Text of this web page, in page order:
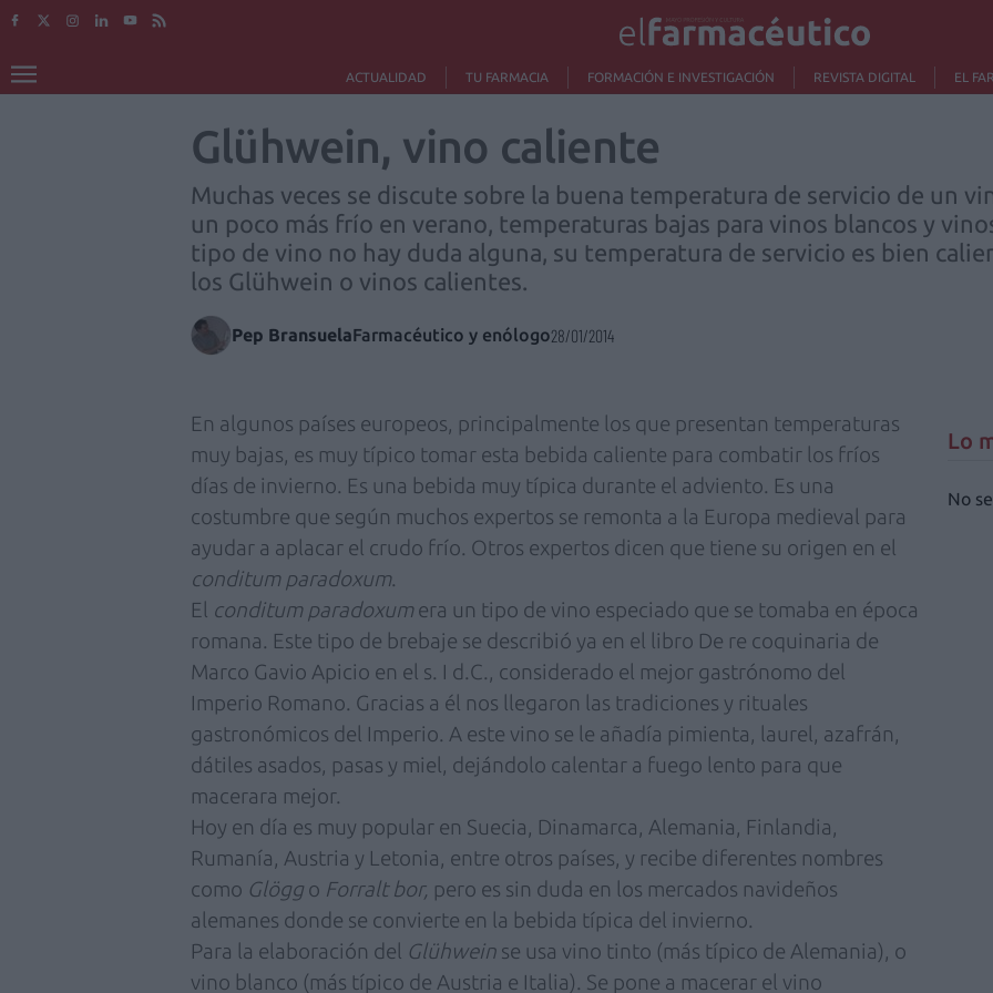
ACTUALIDAD TU FARMACIA FORMACIÓN E INVESTIGACIÓN REVISTA DIGITAL EL
Glühwein, vino caliente
Muchas veces se discute sobre la buena temperatura de servicio de un
un poco más frío en verano, temperaturas bajas para vinos blancos y
tipo de vino no hay duda alguna, su temperatura de servicio es bien
los Glühwein o vinos calientes.
Pep BransuelaFarmacéutico y enólogo28/01/2014
En algunos países europeos, principalmente los que presentan temperaturas
muy bajas, es muy típico tomar esta bebida caliente para combatir los fríos
días de invierno. Es una bebida muy típica durante el adviento. Es una
costumbre que según muchos expertos se remonta a la Europa medieval para
ayudar a aplacar el crudo frío. Otros expertos dicen que tiene su origen en el
conditum paradoxum.
El conditum paradoxumera un tipo de vino especiado que se tomaba en época
romana. Este tipo de brebaje se describió ya en el libro De re coquinaria de
Marco Gavio Apicio en el s. I d.C., considerado el mejor gastrónomo del
Imperio Romano. Gracias a él nos llegaron las tradiciones y rituales
gastronómicos del Imperio. A este vino se le añadía pimienta, laurel, azafrán,
dátiles asados, pasas y miel, dejándolo calentar a fuego lento para que
macerara mejor.
Hoy en día es muy popular en Suecia, Dinamarca, Alemania, Finlandia,
Rumanía, Austria y Letonia, entre otros países, y recibe diferentes nombres
como Glögg o Forralt bor, pero es sin duda en los mercados navideños
alemanes donde se convierte en la bebida típica del invierno.
Para la elaboración del Glühwein se usa vino tinto (más típico de Alemania), o
vino blanco (más típico de Austria e Italia). Se pone a macerar el vino
Lo
No